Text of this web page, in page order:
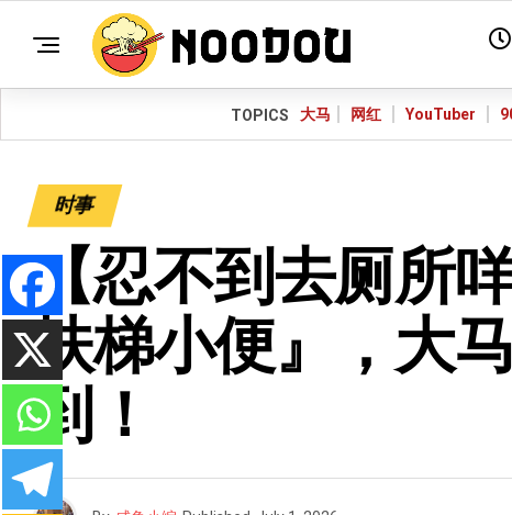
TOPICS 大马 网红 YouTuber
时事
【忍不到去厕所
扶梯小便』，大
到！